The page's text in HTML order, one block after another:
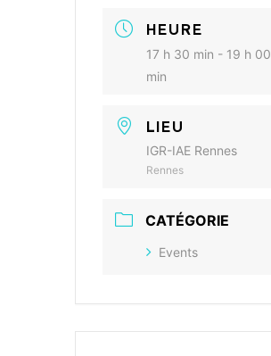
HEURE
17 h 30 min - 19 h 00
min
LIEU
IGR-IAE Rennes
Rennes
CATÉGORIE
Events